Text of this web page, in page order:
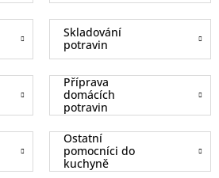
Skladování
potravin
Příprava
domácích
potravin
Ostatní
pomocníci do
kuchyně